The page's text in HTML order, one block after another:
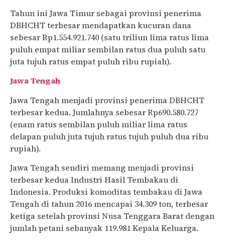
Tahun ini Jawa Timur sebagai provinsi penerima
DBHCHT terbesar mendapatkan kucuran dana
sebesar Rp1.554.921.740 (satu triliun lima ratus lima
puluh empat miliar sembilan ratus dua puluh satu
juta tujuh ratus empat puluh ribu rupiah).
Jawa Tengah
Jawa Tengah menjadi provinsi penerima DBHCHT
terbesar kedua. Jumlahnya sebesar Rp690.580.727
(enam ratus sembilan puluh miliar lima ratus
delapan puluh juta tujuh ratus tujuh puluh dua ribu
rupiah).
Jawa Tengah sendiri memang menjadi provinsi
terbesar kedua Industri Hasil Tembakau di
Indonesia. Produksi komoditas tembakau di Jawa
Tengah di tahun 2016 mencapai 34.309 ton, terbesar
ketiga setelah provinsi Nusa Tenggara Barat dengan
jumlah petani sebanyak 119.981 Kepala Keluarga.